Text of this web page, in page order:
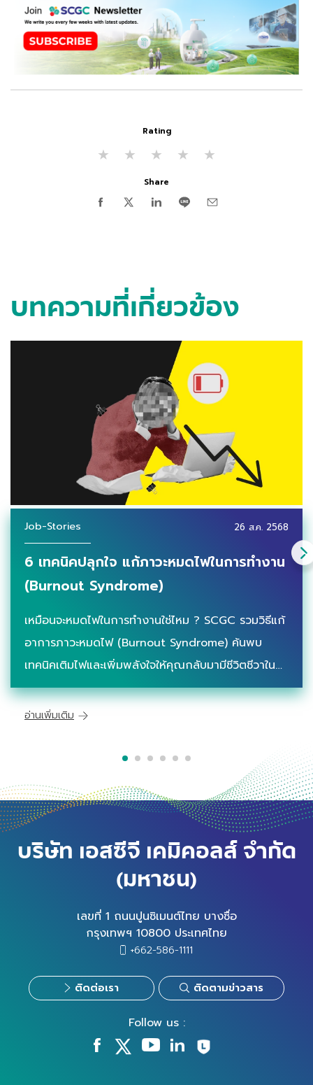
Rating
★
★
★
★
★
Share
บทความที่เกี่ยวข้อง
Job-Stories 26 ส.ค. 2568
6 เทคนิคปลุกใจ แก้ภาวะหมดไฟในการทำงาน
(Burnout Syndrome)
เหมือนจะหมดไฟในการทำงานใช่ไหม ? SCGC รวมวิธีแก้
อาการภาวะหมดไฟ (Burnout Syndrome) ค้นพบ
เทคนิคเติมไฟและเพิ่มพลังใจให้คุณกลับมามีชีวิตชีวาใน
การทำงานอีกครั้ง
อ่านเพิ่มเติม
บริษัท เอสซีจี เคมิคอลส์ จำกัด
(มหาชน)
เลขที่ 1 ถนนปูนซิเมนต์ไทย บางซื่อ
กรุงเทพฯ 10800 ประเทศไทย
+662-586-1111
ติดต่อเรา ติดตามข่าวสาร
Follow us :